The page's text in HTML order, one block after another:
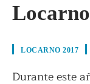
LOCARNO 2017
Durante este